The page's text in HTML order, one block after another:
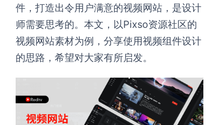
件，打造出令用户满意的视频网站，是设计
师需要思考的。本文，以Pixso资源社区的
视频网站素材为例，分享使用视频组件设计
的思路，希望对大家有所启发。